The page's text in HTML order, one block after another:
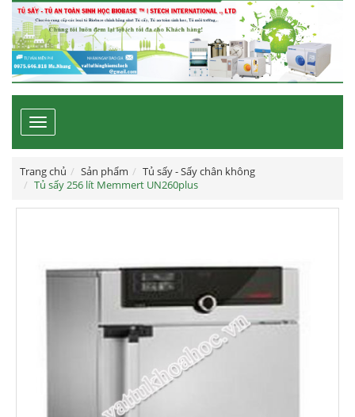
Toggle
navigation
Trang chủ Sản phẩm
Tủ sấy - Sấy chân không
Tủ sấy 256 lít Memmert UN260plus